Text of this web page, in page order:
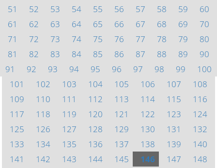
51
52 53 54 55 56 57 58 59
60
61
62 63 64 65 66 67 68 69
70
71
72 73 74 75 76 77 78 79
80
81
82 83 84 85 86 87 88 89
90
91
92 93 94 95 96 97 98 99
100
101
102 103 104 105 106 107
108
109
110 111 112 113 114 115
116
117
118 119 120 121 122 123
124
125
126 127 128 129 130 131
132
133
134 135 136 137 138 139
140
141
142 143 144 145 146 147
148